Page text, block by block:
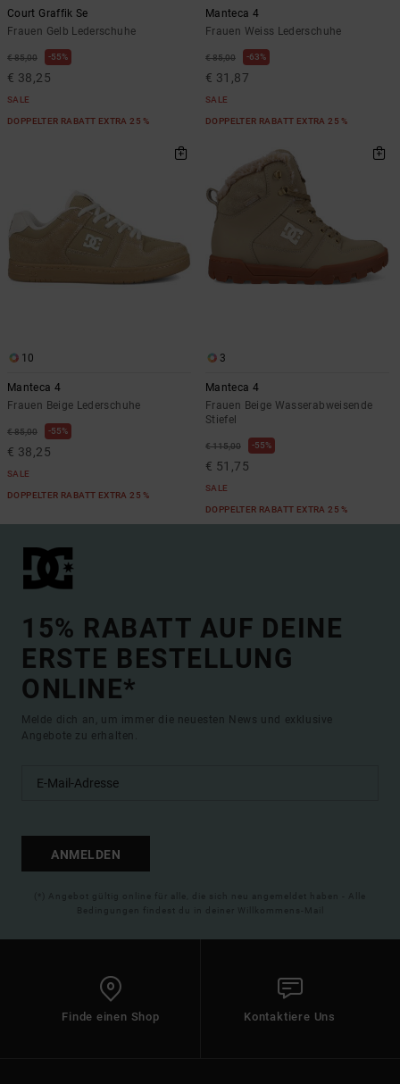
Court Graffik Se
Frauen Gelb Lederschuhe
€ 85,00 55%
€ 38,25
SALE
DOPPELTER RABATT EXTRA 25 %
Manteca 4
Frauen Weiss Lederschuhe
€ 85,00 63%
€ 31,87
SALE
DOPPELTER RABATT EXTRA 25 %
10
Manteca 4
Frauen Beige Lederschuhe
€ 85,00 55%
€ 38,25
SALE
DOPPELTER RABATT EXTRA 25 %
3
Manteca 4
Frauen Beige Wasserabweisende
Stiefel
€ 115,00 55%
€ 51,75
SALE
DOPPELTER RABATT EXTRA 25 %
15% RABATT AUF DEINE
ERSTE BESTELLUNG
ONLINE*
Melde dich an, um immer die neuesten News und exklusive
Angebote zu erhalten.
ANMELDEN
(*) Angebot gültig online für alle, die sich neu angemeldet haben - Alle
Bedingungen findest du in deiner Willkommens-Mail
Finde einen Shop Kontaktiere Uns